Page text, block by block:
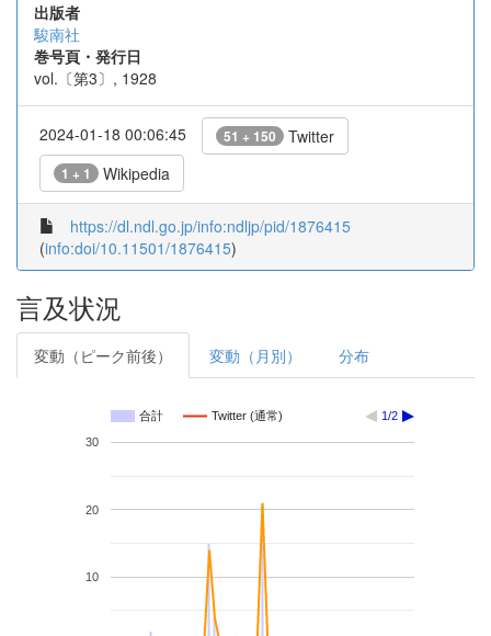
出版者
駿南社
巻号頁・発行日
vol.〔第3〕, 1928
2024-01-18 00:06:45 51 + 150 Twitter
1 + 1 Wikipedia
https://dl.ndl.go.jp/info:ndljp/pid/1876415
(info:doi/10.11501/1876415)
言及状況
変動（ピーク前後） 変動（月別） 分布
合計 Twitter (通常) 1/2
10
20
30